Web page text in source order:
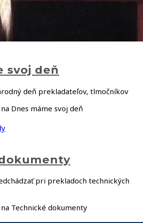
svoj deň
deň prekladateľov, tlmočníkov
na Dnes máme svoj deň
pri prekladoch technických
na Technické dokumenty